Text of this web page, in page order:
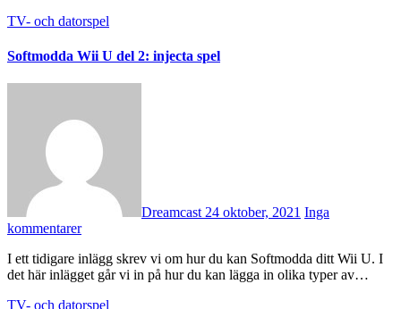
TV- och datorspel
Softmodda Wii U del 2: injecta spel
Dreamcast24 oktober, 2021 Inga
kommentarer
I ett tidigare inlägg skrev vi om hur du kan Softmodda ditt Wii U. I
det här inlägget går vi in på hur du kan lägga in olika typer av…
TV- och datorspel